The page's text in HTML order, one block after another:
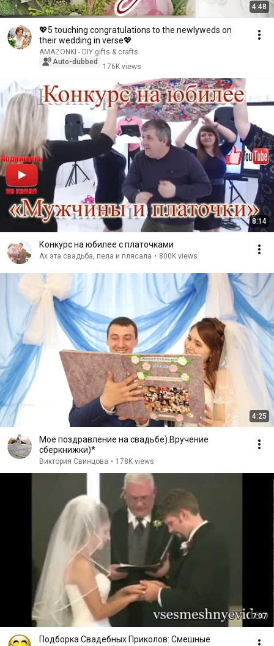
4:48
💖5 touching congratulations to the newlyweds on
their wedding in verse💖
AMAZONKI - DIY gifts & crafts
Auto-dubbed
176K views
8:14
Конкурс на юбилее с платочками
Ах эта свадьба, пела и плясала • 800K views
4:25
Моё поздравление на свадьбе).Вручение
сберкнижки)*
Виктория Свинцова • 178K views
7:07
Подборка Свадебных Приколов: Смешные